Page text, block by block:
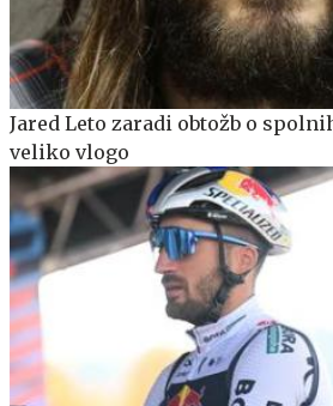
Jared Leto zaradi obtožb o
veliko vlogo